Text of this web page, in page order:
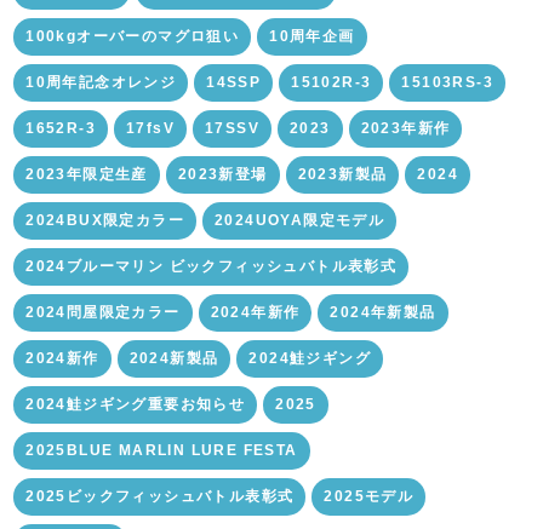
100kgオーバーのマグロ狙い 10周年企画
10周年記念オレンジ 14SSP 15102R-3 15103RS-3
1652R-3 17fsV 17SSV 2023 2023年新作
2023年限定生産 2023新登場 2023新製品 2024
2024BUX限定カラー 2024UOYA限定モデル
2024ブルーマリン ビックフィッシュバトル表彰式
2024問屋限定カラー 2024年新作 2024年新製品
2024新作 2024新製品 2024鮭ジギング
2024鮭ジギング重要お知らせ 2025
2025BLUE MARLIN LURE FESTA
2025ビックフィッシュバトル表彰式 2025モデル